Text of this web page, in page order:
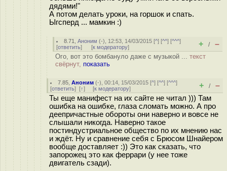
дядями!"
А потом делать уроки, на гopшoк и спать.
Ыгспepд ... мамкин :)
8.71 ,Аноним (-), 12:53, 14/03/2015 [^] [^^] [^^^]
[ответить] [к модератору] + / –
Ого, вот это бомбануло даже с музыкой ... текст
свёрнут, показать
7.85 ,Аноним (-), 00:14, 15/03/2015 [^] [^^] [^^^]
[ответить] [↑] [к модератору] + / –
Ты еще манифест на их сайте не читал ))) Там
ошибка на ошибке, глаза сломать можно. А про
деепричастные обороты они наверно и вовсе не
слышали никогда. Наверно такое
постиндустриальное общество по их мнению нас
и ждёт. Ну и сравнение себя с Брюсом Шнайером
вообще доставляет :)) Это как сказать, что
запорожец это как феррари (у нее тоже
двигатель сзади).